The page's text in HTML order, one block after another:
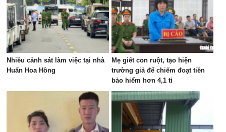
Nhiều cảnh sát làm việc tại nhà
Huấn Hoa Hồng
Mẹ giết con ruột, tạo hiện
trường giả để chiếm đoạt tiền
bảo hiểm hơn 4,1 tỉ